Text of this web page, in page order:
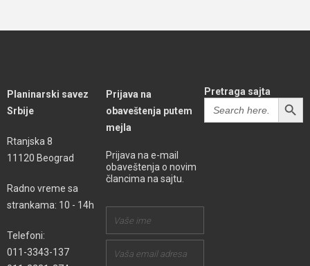
Planinarski savez
Srbije
Rtanjska 8
11120 Beograd
Radno vreme sa
strankama: 10 - 14h
Telefoni:
011-3343-137
Prijava na
obaveštenja putem
mejla
Prijava na e-mail
obaveštenja o novim
člancima na sajtu.
Pretraga sajta
Search
for:
SEARCH